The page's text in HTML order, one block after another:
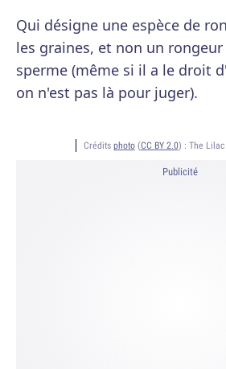
Qui désigne une espèce de
les graines, et non un
sperme (même si il a le droit
on n'est pas là pour juger).
Crédits photo(CC BY 2.0) : The
Publicité